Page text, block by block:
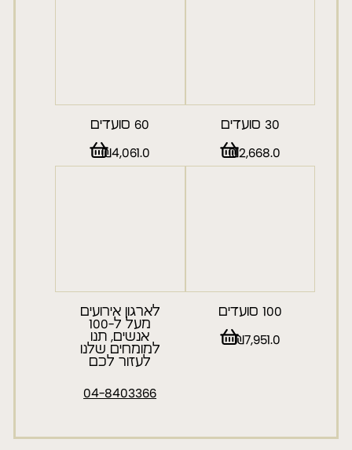
30 סועדים
₪2,668.0
60 סועדים
₪4,061.0
100 סועדים
₪7,951.0
לארגון אירועים
מעל ל-100
אנשים, תנו
למומחים שלנו
לעזור לכם
04-8403366